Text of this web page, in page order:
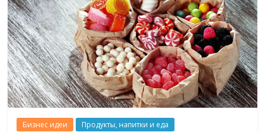
Бизнес идеи Продукты, напитки и еда